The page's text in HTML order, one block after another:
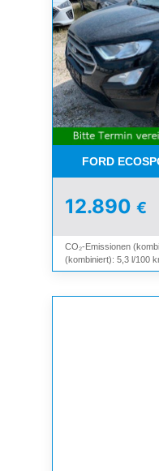
FORD
12.890 €
CO₂-Emissionen
(kombiniert): 5,3 l/100